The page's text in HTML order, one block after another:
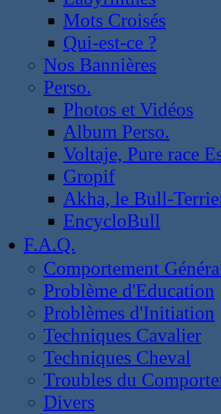
Mots Croisés
Qui-est-ce ?
Nos Bannières
Perso.
Photos et Vidéos
Album Perso.
Voltaje, Pure race
Gropif
Akha, le Bull-
EncycloBull
F.A.Q.
Comportement
Problème d'Education
Problèmes d'Initiation
Techniques Cavalier
Techniques Cheval
Troubles du
Divers